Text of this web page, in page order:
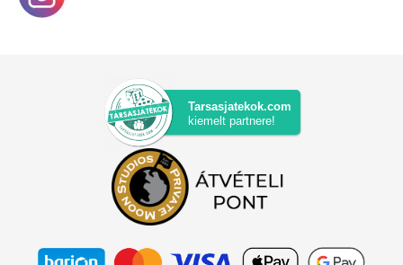
Tarsasjatekok.com
kiemelt partnere!